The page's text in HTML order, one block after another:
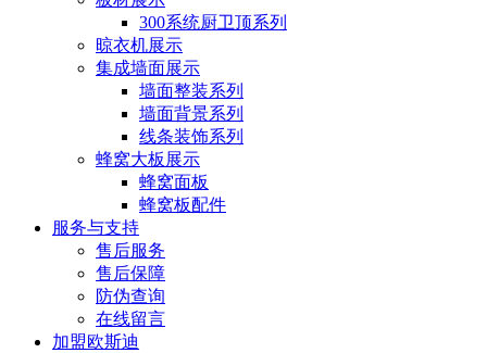
300系统厨卫顶系列
晾衣机展示
集成墙面展示
墙面整装系列
墙面背景系列
线条装饰系列
蜂窝大板展示
蜂窝面板
蜂窝板配件
服务与支持
售后服务
售后保障
防伪查询
在线留言
加盟欧斯迪